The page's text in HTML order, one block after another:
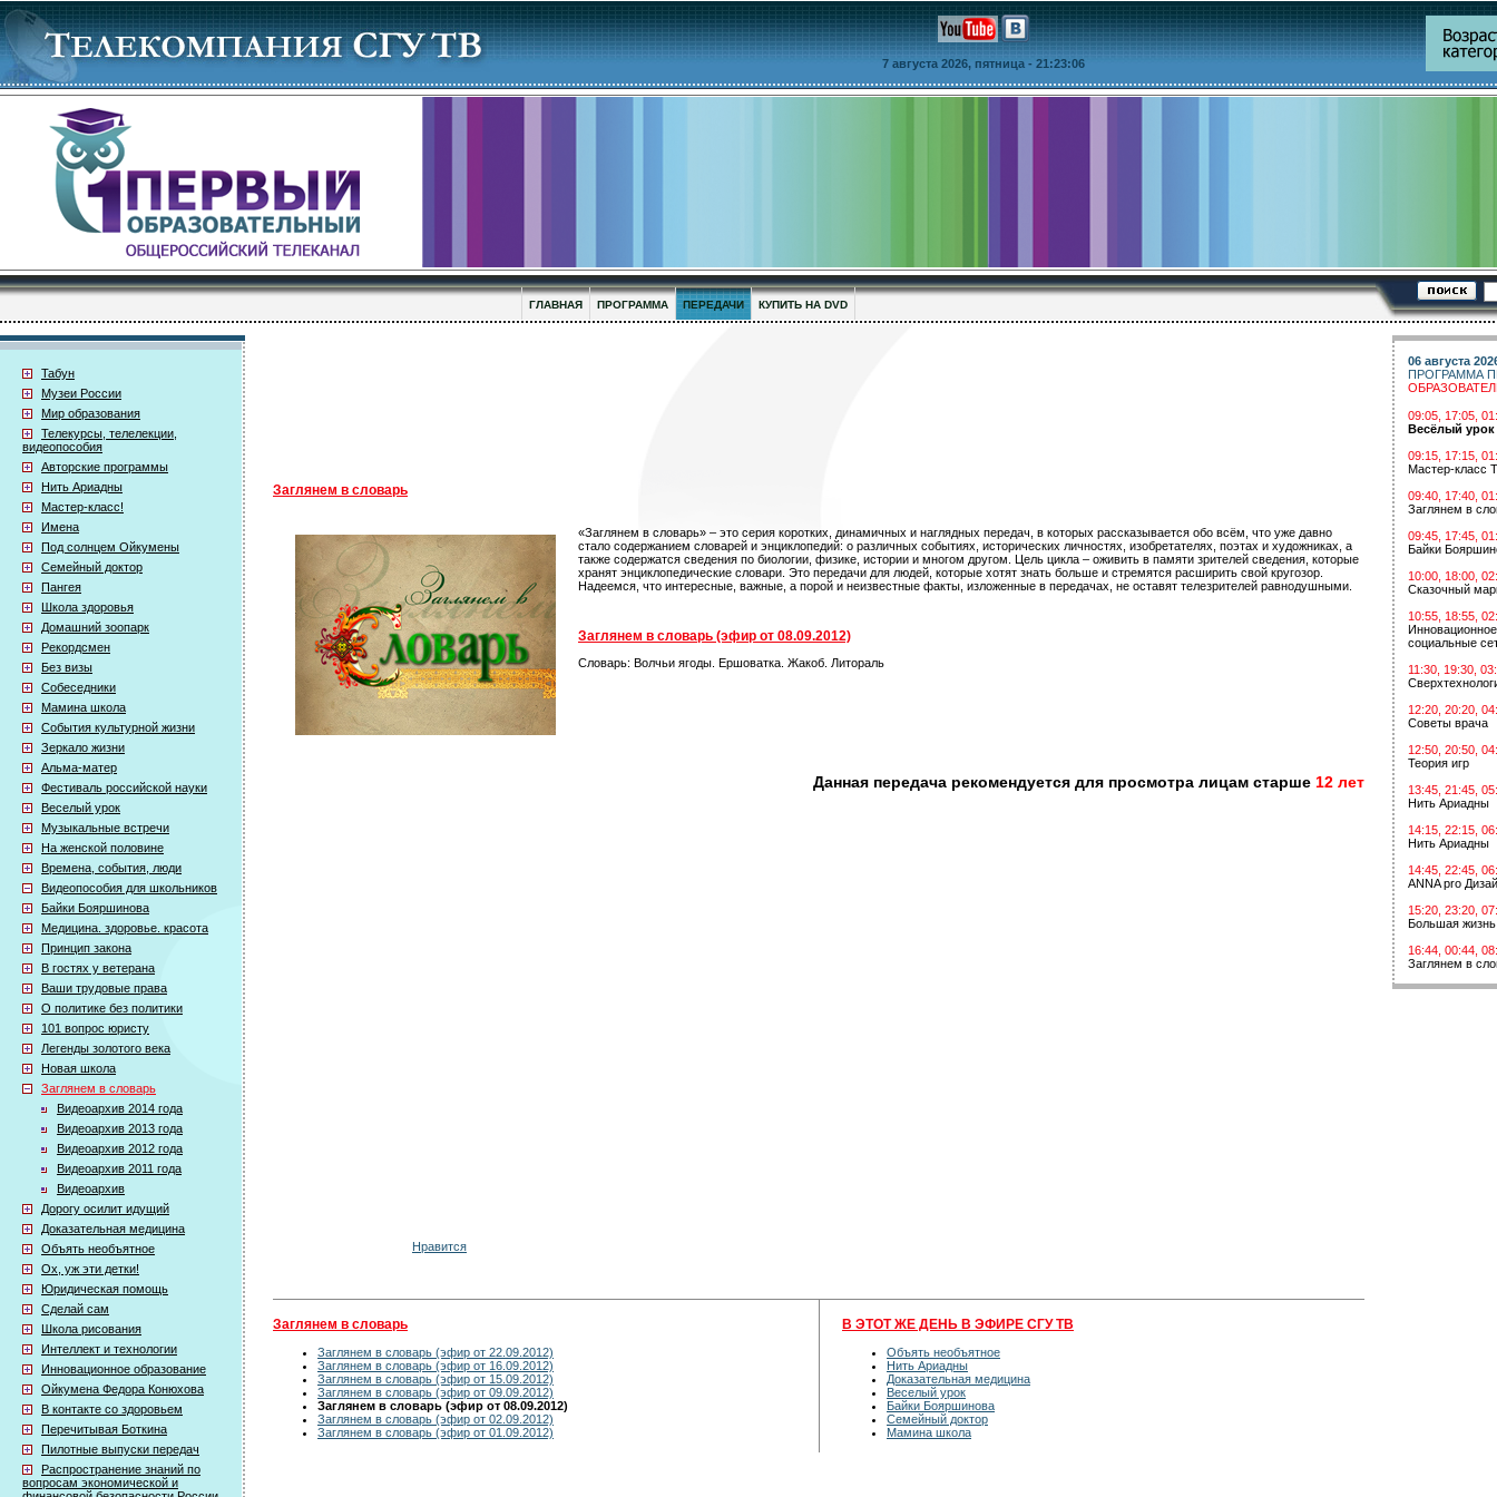
7 августа 2026, пятница - 21:23:06
ГЛАВНАЯ ПРОГРАММА ПЕРЕДАЧИ КУПИТЬ НА DVD
Табун
Музеи России
Мир образования
Телекурсы, телелекции,
видеопособия
Авторские программы
Нить Ариадны
Мастер-класс!
Имена
Под солнцем Ойкумены
Семейный доктор
Пангея
Школа здоровья
Домашний зоопарк
Рекордсмен
Без визы
Собеседники
Мамина школа
События культурной жизни
Зеркало жизни
Альма-матер
Фестиваль российской науки
Веселый урок
Музыкальные встречи
На женской половине
Времена, события, люди
Видеопособия для школьников
Байки Бояршинова
Медицина. здоровье. красота
Принцип закона
В гостях у ветерана
Ваши трудовые права
О политике без политики
101 вопрос юристу
Легенды золотого века
Новая школа
Заглянем в словарь
Видеоархив 2014 года
Видеоархив 2013 года
Видеоархив 2012 года
Видеоархив 2011 года
Видеоархив
Дорогу осилит идущий
Доказательная медицина
Объять необъятное
Ох, уж эти детки!
Юридическая помощь
Сделай сам
Школа рисования
Интеллект и технологии
Инновационное образование
Ойкумена Федора Конюхова
В контакте со здоровьем
Перечитывая Боткина
Пилотные выпуски передач
Распространение знаний по
вопросам экономической и
Заглянем в словарь
«Заглянем в словарь» – это серия коротких, динамичных и наглядных передач, в которых рассказывается обо всём, что уже давно
стало содержанием словарей и энциклопедий: о различных событиях, исторических личностях, изобретателях, поэтах и художниках, а
также содержатся сведения по биологии, физике, истории и многом другом. Цель цикла – оживить в памяти зрителей сведения, которые
хранят энциклопедические словари. Это передачи для людей, которые хотят знать больше и стремятся расширить свой кругозор.
Надеемся, что интересные, важные, а порой и неизвестные факты, изложенные в передачах, не оставят телезрителей равнодушными.
Заглянем в словарь (эфир от 08.09.2012)
Словарь: Волчьи ягоды. Ершоватка. Жакоб. Литораль
Данная передача рекомендуется для просмотра лицам старше 12 лет
Нравится
Заглянем в словарь
Заглянем в словарь (эфир от 22.09.2012)
Заглянем в словарь (эфир от 16.09.2012)
Заглянем в словарь (эфир от 15.09.2012)
Заглянем в словарь (эфир от 09.09.2012)
Заглянем в словарь (эфир от 08.09.2012)
Заглянем в словарь (эфир от 02.09.2012)
Заглянем в словарь (эфир от 01.09.2012)
В ЭТОТ ЖЕ ДЕНЬ В ЭФИРЕ СГУ ТВ
Объять необъятное
Нить Ариадны
Доказательная медицина
Веселый урок
Байки Бояршинова
Семейный доктор
Мамина школа
06 августа
ПРОГРАММА
09:05, 17:05,
Весёлый урок
09:15, 17:15,
Мастер-класс
09:40, 17:40,
Заглянем в
09:45, 17:45,
Байки
10:00, 18:00,
Сказочный
10:55, 18:55,
социальные
11:30, 19:30,
12:20, 20:20,
Советы врача
12:50, 20:50,
Теория игр
13:45, 21:45,
Нить Ариадны
14:15, 22:15,
Нить Ариадны
14:45, 22:45,
ANNA pro
15:20, 23:20,
Большая жизнь
16:44, 00:44,
Заглянем в